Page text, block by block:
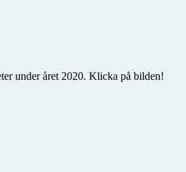
under året 2020. Klicka på bilden!